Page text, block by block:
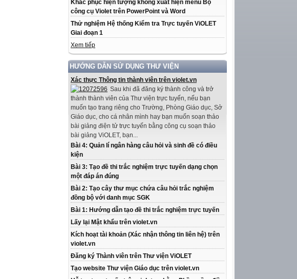
Khắc phục hiện tượng không xuất hiện menu Bộ
công cụ Violet trên PowerPoint và Word
Thử nghiệm Hệ thống Kiểm tra Trực tuyến ViOLET
Giai đoạn 1
Xem tiếp
HƯỚNG DẪN SỬ DỤNG THƯ VIỆN
Xác thực Thông tin thành viên trên violet.vn
Sau khi đã đăng ký thành công và trở
thành thành viên của Thư viện trực tuyến, nếu bạn
muốn tạo trang riêng cho Trường, Phòng Giáo dục, Sở
Giáo dục, cho cá nhân mình hay bạn muốn soạn thảo
bài giảng điện tử trực tuyến bằng công cụ soạn thảo
bài giảng ViOLET, bạn...
Bài 4: Quản lí ngân hàng câu hỏi và sinh đề có điều
kiện
Bài 3: Tạo đề thi trắc nghiệm trực tuyến dạng chọn
một đáp án đúng
Bài 2: Tạo cây thư mục chứa câu hỏi trắc nghiệm
đồng bộ với danh mục SGK
Bài 1: Hướng dẫn tạo đề thi trắc nghiệm trực tuyến
Lấy lại Mật khẩu trên violet.vn
Kích hoạt tài khoản (Xác nhận thông tin liên hệ) trên
violet.vn
Đăng ký Thành viên trên Thư viện ViOLET
Tạo website Thư viện Giáo dục trên violet.vn